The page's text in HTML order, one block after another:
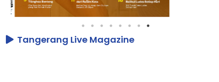
Tangerang Live Magazine